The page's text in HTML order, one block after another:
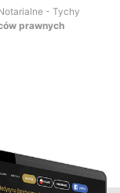
- Tychy
prawnych